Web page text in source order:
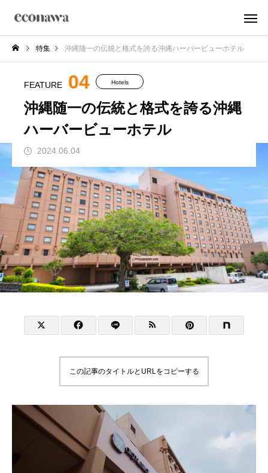
特集 沖縄随一の伝統と格式を誇る沖縄ハーバービューホテル
FEATURE 04 Hotels
沖縄随一の伝統と格式を誇る沖縄
ハーバービューホテル
2024.06.04
この記事のタイトルとURLをコピーする